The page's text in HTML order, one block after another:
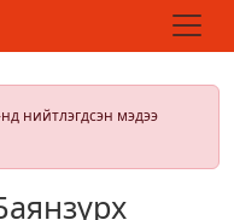
нийтлэгдсэн мэдээ